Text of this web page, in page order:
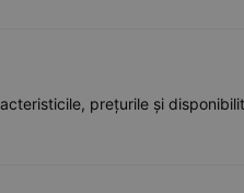
prețurile și